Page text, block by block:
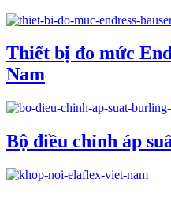
Thiết bị đo mức
Nam
Bộ điều chỉnh áp